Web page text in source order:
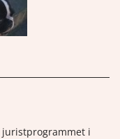
juristprogrammet i